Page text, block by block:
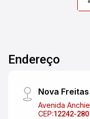
DUAS
PRIVATIVA
DE SERVIÇO E
GARAGEM
Endereço
Nova Freitas
Avenida
CEP:12242-280